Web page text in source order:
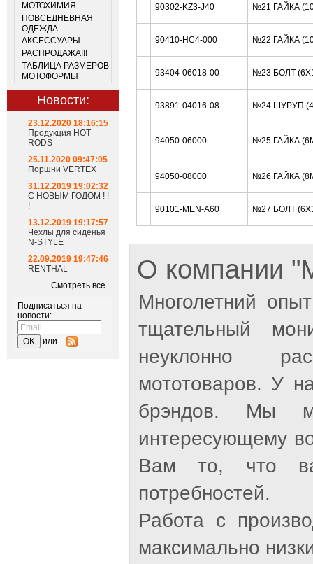
МОТОХИМИЯ
ПОВСЕДНЕВНАЯ
ОДЕЖДА
АКСЕССУАРЫ
РАСПРОДАЖА!!!
ТАБЛИЦА РАЗМЕРОВ
МОТОФОРМЫ
Новости:
23.12.2020 18:16:15
Продукция HOT
RODS
25.11.2020 09:47:05
Поршни VERTEX
31.12.2019 19:02:32
С НОВЫМ ГОДОМ ! !
!
13.12.2019 19:17:57
Чехлы для сиденья
N-STYLE
22.09.2019 19:47:46
RENTHAL
Смотреть все...
Подписаться на
новости:
или
90302-KZ3-J40 №21 ГАЙКА
90410-HC4-000 №22 ГАЙКА
93404-06018-00 №23 БОЛТ
93891-04016-08 №24 ШУРУП
94050-06000 №25 ГАЙКА
94050-08000 №26 ГАЙКА
90101-MEN-A60 №27 БОЛТ
О компании
Многолетний
тщательный
неуклонно
мототоваров. У
брэндов. Мы
интересующему
Вам то, что
потребностей.
Работа с
максимально